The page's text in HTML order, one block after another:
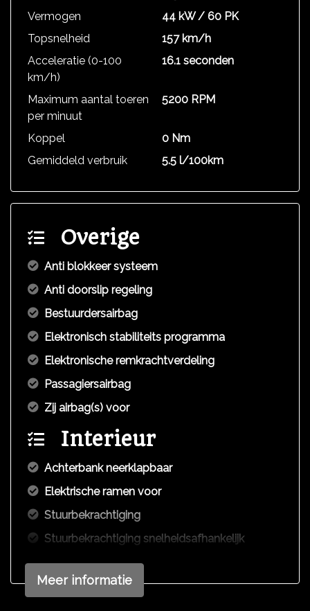
Vermogen
44 kW / 60 PK
Topsnelheid
157 km/h
Acceleratie (0-100
km/h)
16.1 seconden
Maximum aantal toeren
per minuut
5200 RPM
Koppel
0 Nm
Gemiddeld verbruik
5.5 l/100km
Overige
Anti blokkeer systeem
Anti doorslip regeling
Bestuurdersairbag
Elektronisch stabiliteits programma
Elektronische remkrachtverdeling
Passagiersairbag
Zij airbag(s) voor
Interieur
Achterbank neerklapbaar
Elektrische ramen voor
Stuurbekrachtiging
Stuurbekrachtiging snelheidsafhankelijk
Voorstoelen in hoogte verstelbaar
Exterieur
Meer informatie